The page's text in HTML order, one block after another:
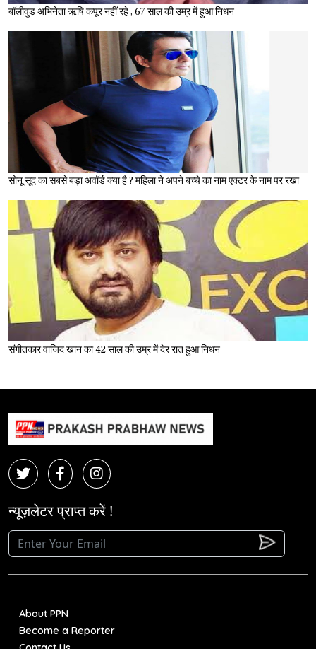
बॉलीवुड अभिनेता ऋषि कपूर नहीं रहे , 67 साल की उम्र में हुआ निधन
सोनू सूद का सबसे बड़ा अवॉर्ड क्या है ? महिला ने अपने बच्चे का नाम एक्टर के नाम पर रखा
संगीतकार वाजिद खान का 42 साल की उम्र में देर रात हुआ निधन
न्यूज़लेटर प्राप्त करें !
About PPN
Become a Reporter